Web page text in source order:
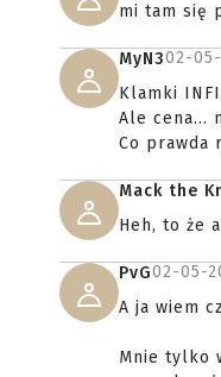
mi tam się
MyN302-
Klamki
Ale cena...
Co prawda
Mack the
Heh, to że
PvG02-05-
A ja wiem
Mnie tylko